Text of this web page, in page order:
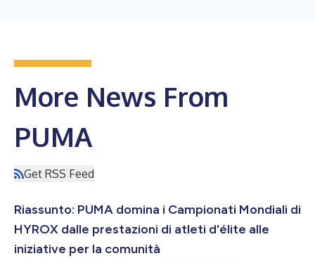
More News From
PUMA
Get RSS Feed
Riassunto: PUMA domina i Campionati Mondiali di
HYROX dalle prestazioni di atleti d'élite alle
iniziative per la comunità